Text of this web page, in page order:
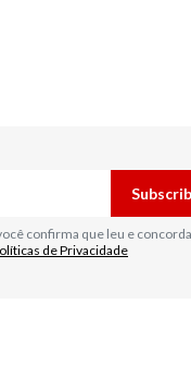
confirma que leu e
de Privacidade